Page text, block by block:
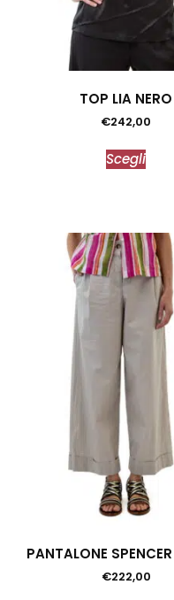
TOP LIA NERO
€242,00
Scegli
PANTALONE
€222,00